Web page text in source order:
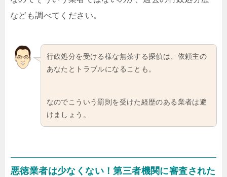
なども調べてください。
行政処分を受ける様な無茶する探偵は、依頼主の
あなたとトラブルになることも。
なのでこういう罰則を受けた経歴のある業者は避
けましょう。
悪徳業者は少なくない！第三者機関に審査された